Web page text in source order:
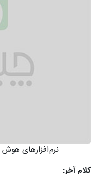
نرم‌افزارهای
کلام آخر: